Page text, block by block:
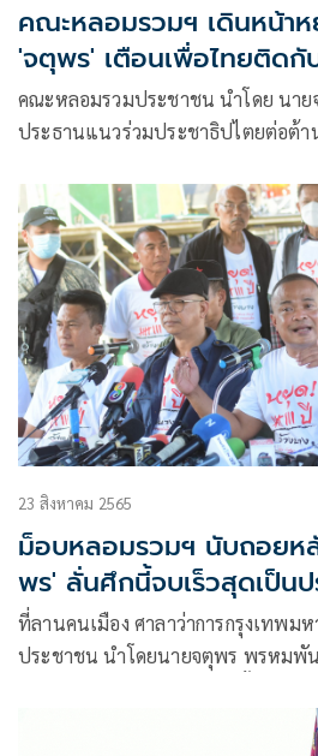
คณะหลอมรวมฯ เดินหน้า
'จตุพร' เตือนเพื่อไทยติดกั
คณะหลอมรวมประชาชน นำโดย นา
ประธานแนวร่วมประชาธิปไตยต่อต้า
23 สิงหาคม 2565
ม็อบหลอมรวมฯ นับถอย
พร' ลั่นศึกนี้จบเร็วสุดเป็น
ที่ลานคนเมือง ศาลาว่าการกรุงเทพม
ประชาชน นำโดยนายจตุพร พรหมพั
พล.อ.ประยุทธ์ จันทร์โอชา นายกรัฐม